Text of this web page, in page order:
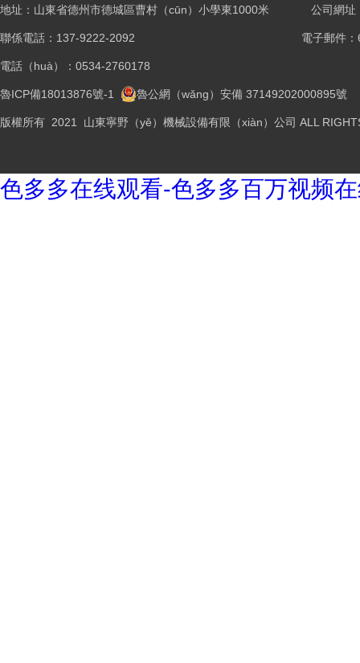
地址：山東省德州市德城區曹村（cūn）小學東1000米 公司網址
聯係電話：137-9222-2092 電子郵件
電話（huà）：0534-2760178
魯ICP備18013876號-1 魯公網（wǎng）安備 37149202000895號
版權所有 2021 山東寧野（yě）機械設備有限（xiàn）公司 ALL
色多多在线观看-色多多百万视频